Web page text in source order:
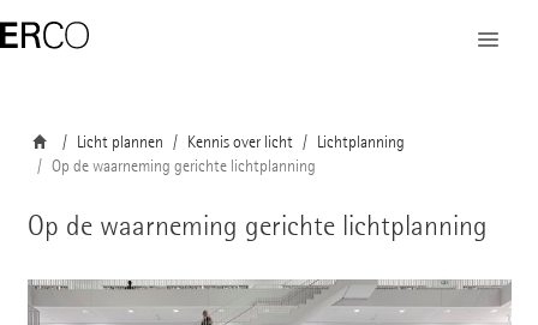
Licht plannen Kennis over licht
Lichtplanning
Op de waarneming gerichte lichtplanning
Op de waarneming gerichte lichtplanning